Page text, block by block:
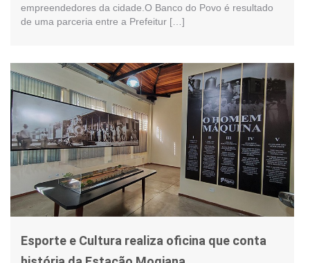
empreendedores da cidade.O Banco do Povo é resultado
de uma parceria entre a Prefeitur […]
Esporte e Cultura realiza oficina que conta